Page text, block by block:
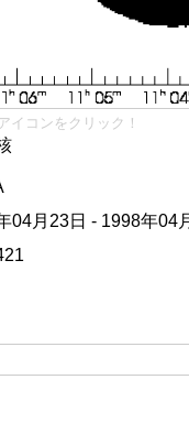
イコンをクリック！
04月23日 - 1998年04